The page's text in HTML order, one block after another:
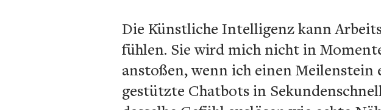
Die Künstliche Intelligenz kann
fühlen. Sie wird mich nicht in
anstoßen, wenn ich einen
gestützte Chatbots in